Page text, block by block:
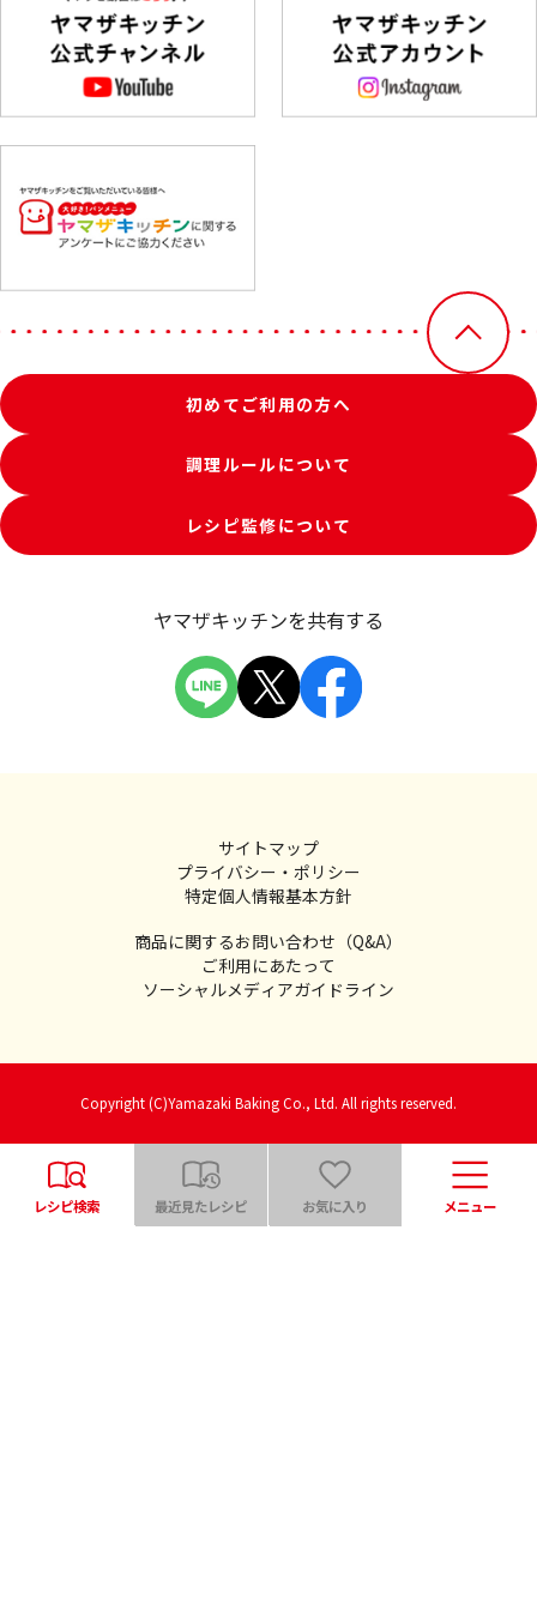
初めてご利用の方へ
調理ルールについて
レシピ監修について
ヤマザキッチンを共有する
サイトマップ
プライバシー・ポリシー
特定個人情報基本方針
商品に関するお問い合わせ（Q&A）
ご利用にあたって
ソーシャルメディアガイドライン
Copyright (C)Yamazaki Baking Co., Ltd. All rights reserved.
レシピ検索 最近見たレシピ お気に入り メニュー